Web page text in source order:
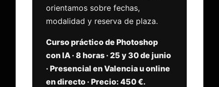
orientamos sobre fechas,
modalidad y reserva de plaza.
Curso práctico de Photoshop
con IA · 8 horas · 25 y 30 de junio
· Presencial en Valencia u online
en directo · Precio: 450 €.